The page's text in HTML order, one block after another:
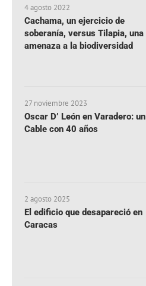
4 agosto 2022
Cachama, un ejercicio de
soberanía, versus Tilapia, una
amenaza a la biodiversidad
27 noviembre 2023
Oscar D’ León en Varadero: un
Cable con 40 años
2 agosto 2025
El edificio que desapareció en
Caracas